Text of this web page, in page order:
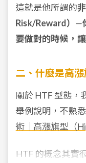
這就是他所謂的
Risk/Reward） —
要做對的時候，
二、什麼是高漲
關於 HTF 型態，
舉例說明，不熟
術｜高漲旗型（
HTF 的概念其實